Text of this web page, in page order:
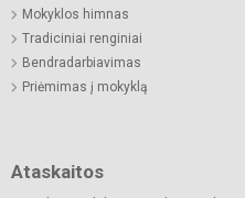
Mokyklos himnas
Tradiciniai renginiai
Bendradarbiavimas
Priėmimas į mokyklą
Ataskaitos